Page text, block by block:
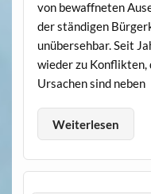
von bewaffneten
der ständigen
unübersehbar. Seit
wieder zu Konflikten,
Ursachen sind neben
Weiterlesen